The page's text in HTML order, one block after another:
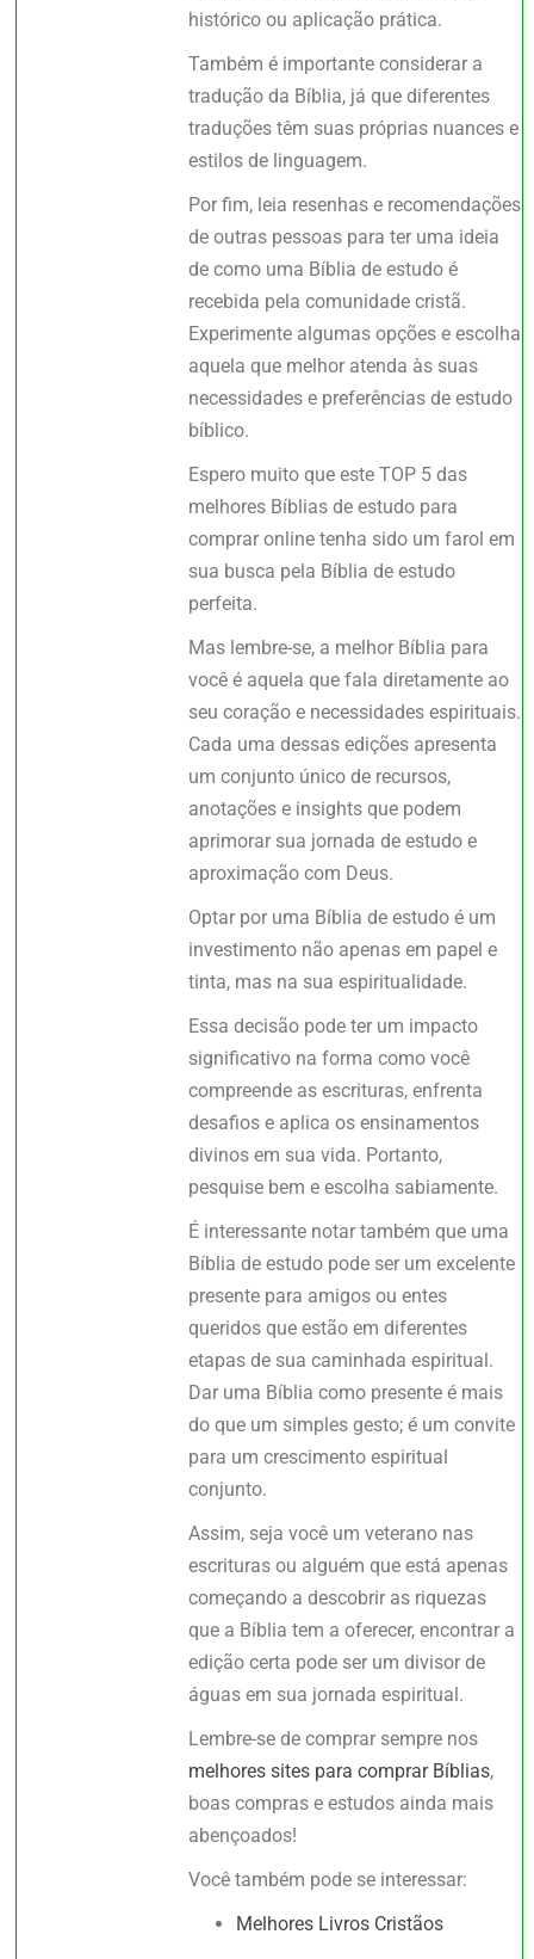
histórico ou aplicação prática.
Também é importante considerar a
tradução da Bíblia, já que diferentes
traduções têm suas próprias nuances e
estilos de linguagem.
Por fim, leia resenhas e recomendações
de outras pessoas para ter uma ideia
de como uma Bíblia de estudo é
recebida pela comunidade cristã.
Experimente algumas opções e escolha
aquela que melhor atenda às suas
necessidades e preferências de estudo
bíblico.
Espero muito que este TOP 5 das
melhores Bíblias de estudo para
comprar online tenha sido um farol em
sua busca pela Bíblia de estudo
perfeita.
Mas lembre-se, a melhor Bíblia para
você é aquela que fala diretamente ao
seu coração e necessidades espirituais.
Cada uma dessas edições apresenta
um conjunto único de recursos,
anotações e insights que podem
aprimorar sua jornada de estudo e
aproximação com Deus.
Optar por uma Bíblia de estudo é um
investimento não apenas em papel e
tinta, mas na sua espiritualidade.
Essa decisão pode ter um impacto
significativo na forma como você
compreende as escrituras, enfrenta
desafios e aplica os ensinamentos
divinos em sua vida. Portanto,
pesquise bem e escolha sabiamente.
É interessante notar também que uma
Bíblia de estudo pode ser um excelente
presente para amigos ou entes
queridos que estão em diferentes
etapas de sua caminhada espiritual.
Dar uma Bíblia como presente é mais
do que um simples gesto; é um convite
para um crescimento espiritual
conjunto.
Assim, seja você um veterano nas
escrituras ou alguém que está apenas
começando a descobrir as riquezas
que a Bíblia tem a oferecer, encontrar a
edição certa pode ser um divisor de
águas em sua jornada espiritual.
Lembre-se de comprar sempre nos
melhores sites para comprar Bíblias,
boas compras e estudos ainda mais
abençoados!
Você também pode se interessar:
Melhores Livros Cristãos